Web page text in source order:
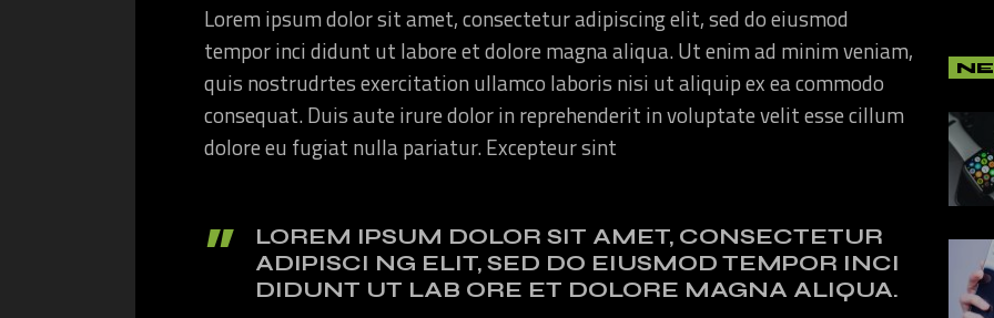
Lorem ipsum dolor sit amet, consectetur adipiscing elit, sed do eiusmod
tempor inci didunt ut labore et dolore magna aliqua. Ut enim ad minim veniam,
quis nostrudrtes exercitation ullamco laboris nisi ut aliquip ex ea commodo
consequat. Duis aute irure dolor in reprehenderit in voluptate velit esse cillum
dolore eu fugiat nulla pariatur. Excepteur sint
LOREM IPSUM DOLOR SIT AMET, CONSECTETUR
ADIPISCI NG ELIT, SED DO EIUSMOD TEMPOR INCI
DIDUNT UT LAB ORE ET DOLORE MAGNA ALIQUA.